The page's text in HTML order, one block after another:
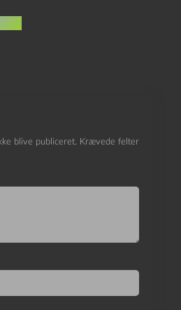
blive publiceret. Krævede felter